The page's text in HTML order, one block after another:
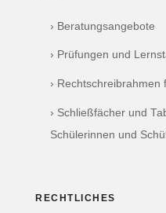
› Beratungsangebote
› Prüfungen und
› Rechtschreibrahmen
› Schließfächer und
Schülerinnen und
RECHTLICHES